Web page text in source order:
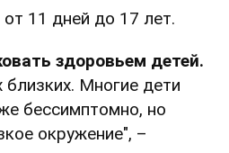
11 дней до 17 лет.
здоровьем детей.
близких. Многие дети
бессимптомно, но
окружение", –